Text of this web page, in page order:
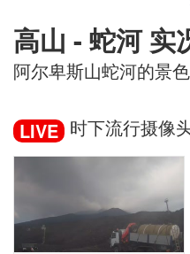
高山 - 蛇河 实
阿尔卑斯山蛇河的景色
LIVE 时下流行摄像